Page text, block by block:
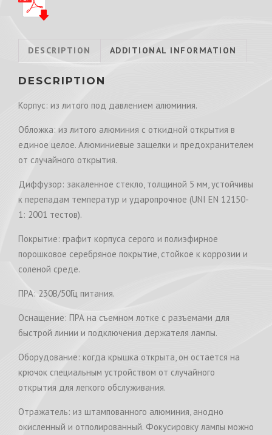
DESCRIPTION ADDITIONAL INFORMATION
DESCRIPTION
Корпус: из литого под давлением алюминия.
Обложка: из литого алюминия с откидной открытия в
единое целое. Алюминиевые защелки и предохранителем
от случайного открытия.
Диффузор: закаленное стекло, толщиной 5 мм, устойчивы
к перепадам температур и ударопрочное (UNI EN 12150-
1: 2001 тестов).
Покрытие: графит корпуса серого и полиэфирное
порошковое серебряное покрытие, стойкое к коррозии и
соленой среде.
ПРА: 230В/50Гц питания.
Оснащение: ПРА на съемном лотке с разъемами для
быстрой линии и подключения держателя лампы.
Оборудование: когда крышка открыта, он остается на
крючок специальным устройством от случайного
открытия для легкого обслуживания.
Отражатель: из штампованного алюминия, анодно
окисленный и отполированный. Фокусировку лампы можно